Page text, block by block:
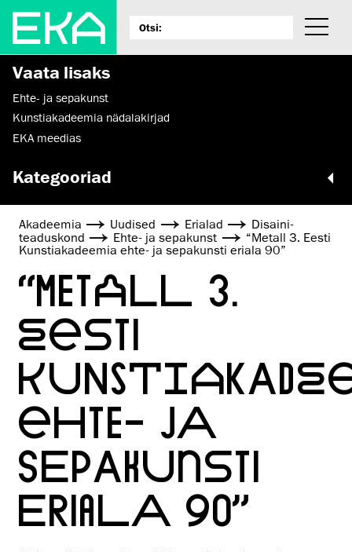
Vaata lisaks
Ehte- ja sepakunst
Kunstiakadeemia nädalakirjad
EKA meedias
Kategooriad
Akadeemia Uudised Erialad
Disaini­­
teaduskond
Ehte- ja sepakunst
“Metall 3. Eesti
Kunstiakadeemia ehte- ja sepakunsti eriala 90”
“METALL 3.
EESTI
EHTE- JA
SEPAKUNSTI
ERIALA 90”